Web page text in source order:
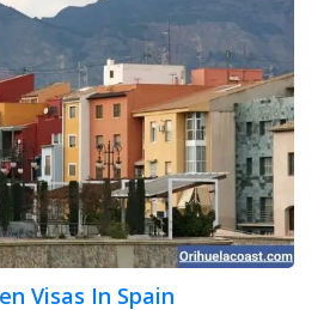
Visas In Spain